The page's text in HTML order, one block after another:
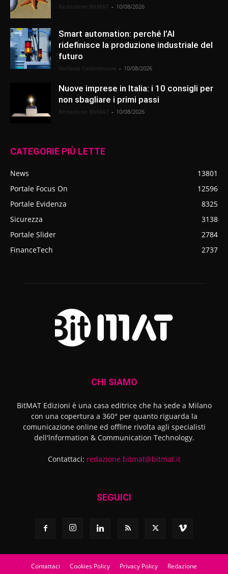
- 10/08/2026
Smart automation: perché l’AI
ridefinisce la produzione industriale del
futuro
- 10/08/2026
Nuove imprese in Italia: i 10 consigli per
non sbagliare i primi passi
- 10/08/2026
CATEGORIE PIÙ LETTE
News
13801
Portale Focus On
12596
Portale Evidenza
8325
Sicurezza
3138
Portale Slider
2784
FinanceTech
2737
CHI SIAMO
BitMAT Edizioni è una casa editrice che ha sede a Milano
con una copertura a 360° per quanto riguarda la
comunicazione online ed offline rivolta agli specialisti
dell'lnformation & Communication Technology.
Contattaci: redazione.bitmat@bitmat.it
SEGUICI
Contattaci Cookies Policy Privacy Policy Redazione